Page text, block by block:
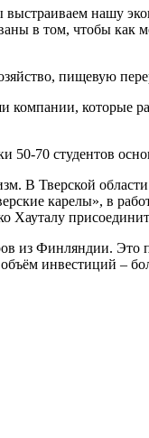
нашу
в том, чтобы
пищевую
компании, которые
50-70 студентов
В Тверской области
карелы», в
Хауталу
из Финляндии. Это
инвестиций –